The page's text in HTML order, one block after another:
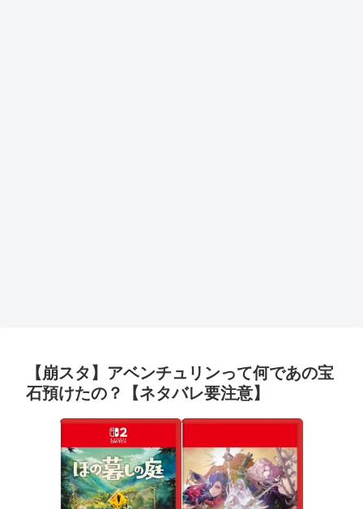
【崩スタ】アベンチュリンって何であの宝
石預けたの？【ネタバレ要注意】